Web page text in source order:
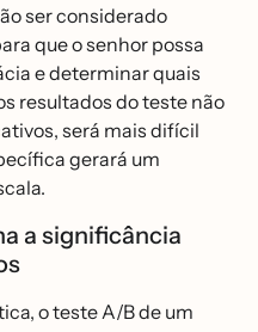
ser considerado
que o senhor possa
e determinar quais
resultados do teste não
será mais difícil
gerará um
a significância
o teste A/B de um